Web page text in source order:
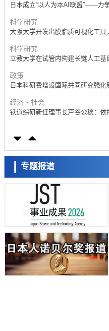
日本成立“以人为本AI联盟”——力
科学研究
大阪大学开发出膜脂质可视化工
科学研究
立教大学在试管内构建长链人工
政策
日本科研费增设国际共同研究强
经济・社会
铁道综研新任理事长芦谷公稔：
东京大学通过叶绿体基因组编辑
科学研究
藤田医科大学等成功鉴定出非结
该基因的必要性因菌株而异
经济・社会
【AI法下篇】如何应对AI的不可
科学研究
日本学术会议：为保持土壤健康
的具体对策
科学研究
大阪大学开发基于水氢键网络的
高精度解读
经济・社会
【AI法上篇】如何对“将人生交给
庆应义塾大学阐明脑内“游击手”
制，有望用于开发阿尔茨海默病等
专题报道